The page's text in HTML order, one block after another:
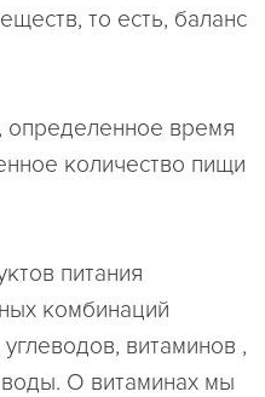
то есть, баланс
определенное время
количество пищи
питания
комбинаций
витаминов ,
О витаминах мы